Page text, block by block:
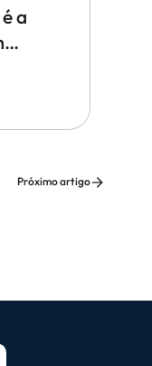
a
Próximo artigo